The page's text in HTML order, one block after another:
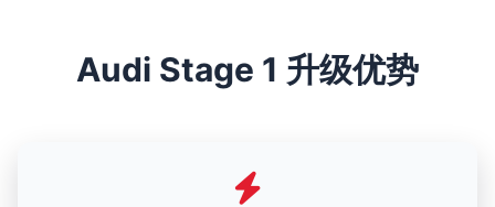
Audi Stage 1 升级优势